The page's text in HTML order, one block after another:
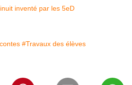
#Travaux des élèves